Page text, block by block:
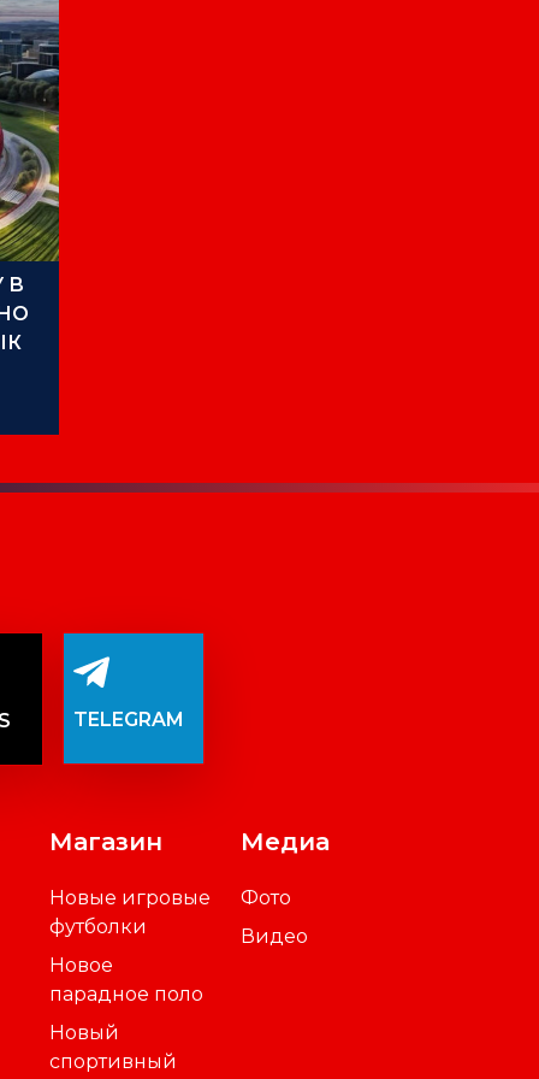
В
TELEGRAM
Магазин
Новые игровые
футболки
Новое
парадное поло
Новый
спортивный
Медиа
Фото
Видео